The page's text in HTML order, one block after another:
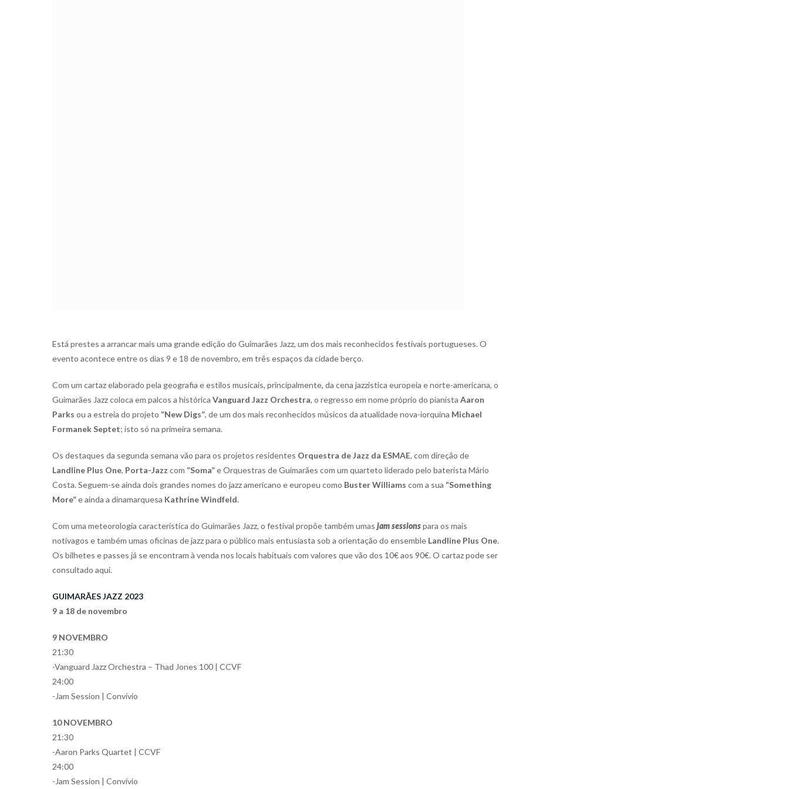
Está prestes a arrancar mais uma grande edição do Guimarães Jazz, um dos mais reconhecidos festivais portugueses. O
evento acontece entre os dias 9 e 18 de novembro, em três espaços da cidade berço.
Com um cartaz elaborado pela geografia e estilos musicais, principalmente, da cena jazzistica europeia e norte-americana, o
Guimarães Jazz coloca em palcos a histórica Vanguard Jazz Orchestra, o regresso em nome próprio do pianista Aaron
Parks ou a estreia do projeto “New Digs”, de um dos mais reconhecidos músicos da atualidade nova-iorquina Michael
Formanek Septet; isto só na primeira semana.
Os destaques da segunda semana vão para os projetos residentes Orquestra de Jazz da ESMAE, com direção de
Landline Plus One, Porta-Jazz com “Soma”e Orquestras de Guimarães com um quarteto liderado pelo baterista Mário
Costa. Seguem-se ainda dois grandes nomes do jazz americano e europeu como Buster Williams com a sua “Something
More”e ainda a dinamarquesa Kathrine Windfeld.
Com uma meteorologia característica do Guimarães Jazz, o festival propõe também umas jam sessionspara os mais
notívagos e também umas oficinas de jazz para o público mais entusiasta sob a orientação do ensemble Landline Plus One.
Os bilhetes e passes já se encontram à venda nos locais habituais com valores que vão dos 10€ aos 90€. O cartaz pode ser
consultado aqui.
GUIMARÃES JAZZ 2023
9 a 18 de novembro
9 NOVEMBRO
21:30
-Vanguard Jazz Orchestra – Thad Jones 100 | CCVF
24:00
-Jam Session | Convívio
10 NOVEMBRO
21:30
-Aaron Parks Quartet | CCVF
24:00
-Jam Session | Convívio